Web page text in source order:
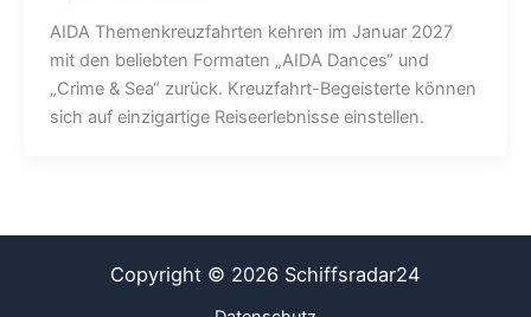
AIDA Themenkreuzfahrten kehren im Januar 2027
mit den beliebten Formaten „AIDA Dances“ und
„Crime & Sea“ zurück. Kreuzfahrt-Begeisterte können
sich auf einzigartige Reiseerlebnisse einstellen.
Copyright © 2026 Schiffsradar24